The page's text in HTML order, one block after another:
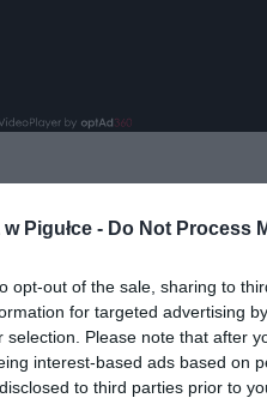
Pigułce - Do Not Process
opt-out of the sale, sharing to
for targeted advertising
selection. Please note that after
interest-based ads based on
to third parties prior to
nas do preferowanych źródeł